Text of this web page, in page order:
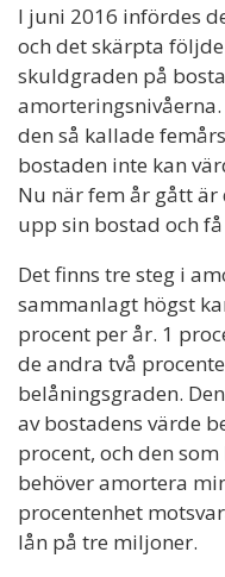
I juni 2016 infördes
och det skärpta
skuldgraden på
den så kallade
bostaden inte kan
Nu när fem år gått är
upp sin bostad och
Det finns tre steg i
sammanlagt högst
procent per år. 1
de andra två
belåningsgraden.
av bostadens värde
procent, och den
behöver amortera
procentenhet
lån på tre miljoner.